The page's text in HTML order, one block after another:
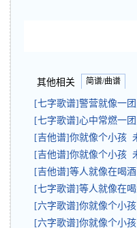
其他相关 简谱/曲谱
[七字歌谱]警营就像一
[七字歌谱]心中常燃一
[吉他谱]你就像个小孩
[吉他谱]你就像个小孩
[吉他谱]等人就像在喝
[七字歌谱]等人就像在
[六字歌谱]你就像个小孩
[六字歌谱]你就像个小